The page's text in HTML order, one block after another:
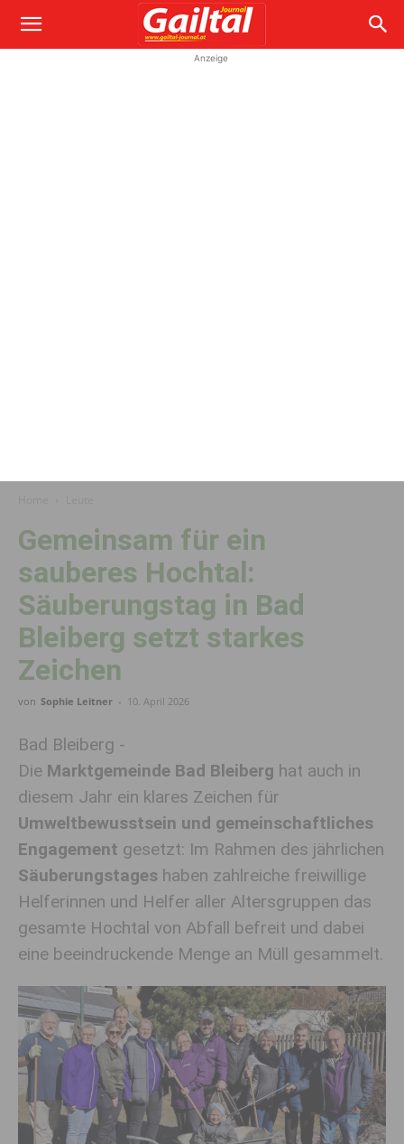
Anzeige
Gemeinsam für ein
sauberes Hochtal:
Säuberungstag in Bad
Bleiberg setzt starkes
Zeichen
von Sophie Leitner - 10. April 2026
Bad Bleiberg -
Die Marktgemeinde Bad Bleiberg hat auch in
diesem Jahr ein klares Zeichen für
Umweltbewusstsein und gemeinschaftliches
Engagement gesetzt: Im Rahmen des jährlichen
Säuberungstages haben zahlreiche freiwillige
Helferinnen und Helfer aller Altersgruppen das
gesamte Hochtal von Abfall befreit und dabei
eine beeindruckende Menge an Müll gesammelt.